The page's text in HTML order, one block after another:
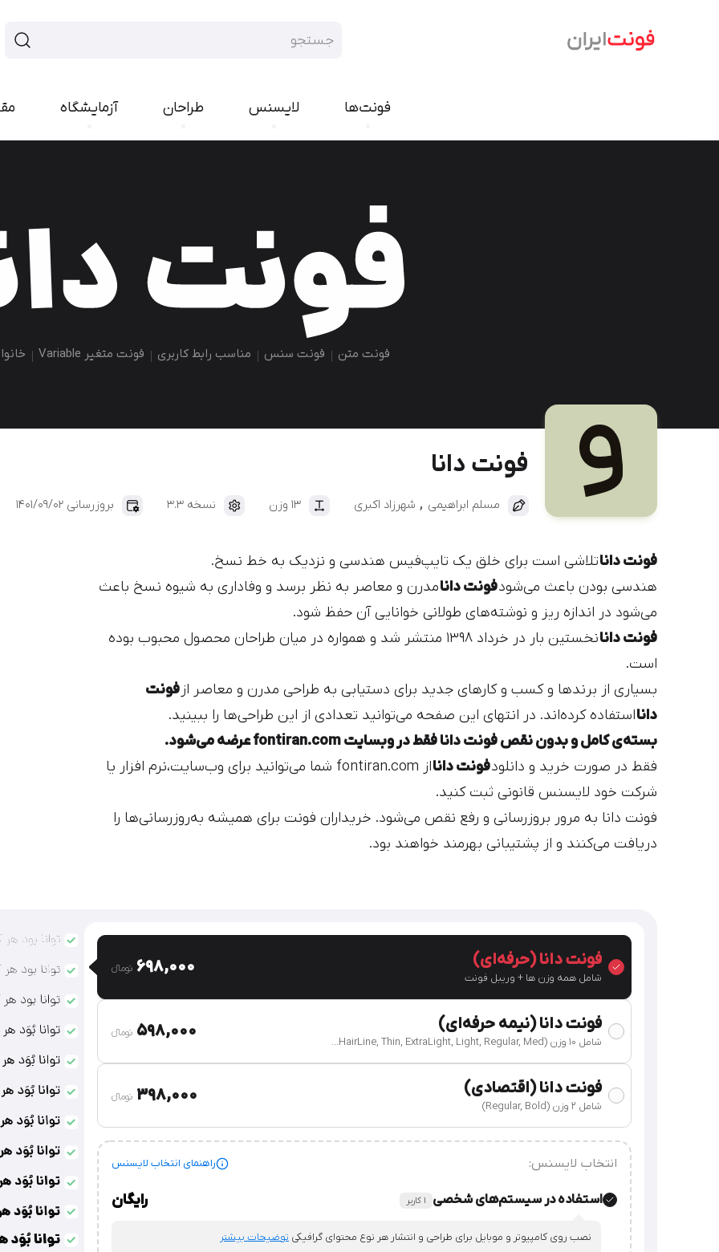
فونت‌ها
آریا
تحریر
ایران شارپ
کمند
نورا
شور
ایران‌یکان
مربع
کوک
مدام
رخ
لایسنس طراحان آزمایشگاه
فونت متن فونت سنس مناسب رابط کاربری فونت متغیر Variable
فونت دانا
مسلم ابراهیمی شهرزاد اکبری 13 وزن نسخه 3.3 بروزرسانی 1401/09/02
فونت داناتلاشی است برای خلق یک تایپ‌فیس هندسی و نزدیک به خط نسخ.
هندسی بودن باعث می‌شودفونت دانامدرن و معاصر به نظر برسد و وفاداری به شیوه نسخ باعث
می‌شود در اندازه ریز و نوشته‌های طولانی خوانایی آن حفظ شود.
فونت دانا
نخستین بار در خرداد ۱۳۹۸ منتشر شد و همواره در میان طراحان محصول محبوب بوده
است.
بسیاری از برند‌ها و کسب و کارهای جدید برای دستیابی به طراحی مدرن و معاصر از فونت
دانااستفاده کرده‌اند. در انتهای این صفحه می‌توانید تعدادی از این طراحی‌ها را ببینید.
بسته‌ی کامل و بدون نقص فونت دانا فقط در وبسایت fontiran.com عرضه می‌شود.
فقط در صورت خرید و دانلودفونت دانا
از fontiran.com شما می‌توانید برای وب‌سایت،نرم افزار یا
شرکت خود لایسنس قانونی ثبت کنید.
فونت دانا به مرور بروزرسانی و رفع نقص می‌شود. خریداران فونت برای همیشه به‌روزرسانی‌ها را
دریافت می‌کنند و از پشتیبانی بهرمند خواهند بود.
فونت دانا (حرفه‌ای)
شامل همه وزن ها + وریبل فونت
698,000 تومان‫ء‬
فونت دانا (نیمه حرفه‌ای)
شامل 10 وزن (HairLine, Thin, ExtraLight, Light, Regular, Med...
598,000 تومان‫ء‬
فونت دانا (اقتصادی)
شامل 2 وزن (Regular, Bold)
398,000 تومان‫ء‬
انتخاب لایسنس: راهنمای انتخاب لایسنس
استفاده در سیستم‌های شخصی ۱ کاربر رایگان
نصب روی کامپیوتر و موبایل برای طراحی و انتشار هر نوع محتوای گرافیکی توضیحات بیشتر